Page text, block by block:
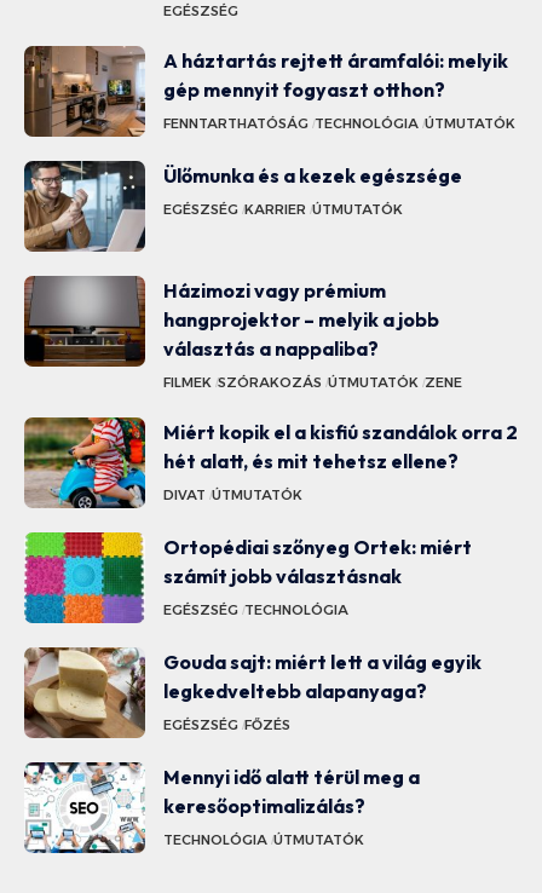
EGÉSZSÉG
A háztartás rejtett áramfalói: melyik
gép mennyit fogyaszt otthon?
FENNTARTHATÓSÁG TECHNOLÓGIA ÚTMUTATÓK
Ülőmunka és a kezek egészsége
EGÉSZSÉG KARRIER ÚTMUTATÓK
Házimozi vagy prémium
hangprojektor – melyik a jobb
választás a nappaliba?
FILMEK SZÓRAKOZÁS ÚTMUTATÓK ZENE
Miért kopik el a kisfiú szandálok orra 2
hét alatt, és mit tehetsz ellene?
DIVAT ÚTMUTATÓK
Ortopédiai szőnyeg Ortek: miért
számít jobb választásnak
EGÉSZSÉG TECHNOLÓGIA
Gouda sajt: miért lett a világ egyik
legkedveltebb alapanyaga?
EGÉSZSÉG FŐZÉS
Mennyi idő alatt térül meg a
keresőoptimalizálás?
TECHNOLÓGIA ÚTMUTATÓK